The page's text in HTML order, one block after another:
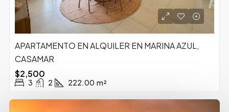
APARTAMENTO EN ALQUILER EN MARINA AZUL,
CASAMAR
$2,500
3 2 222.00 m²